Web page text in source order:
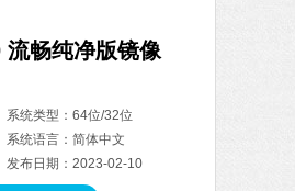
畅纯净版镜像
系统类型：64位/32位
系统语言：简体中文
发布日期：2023-02-10